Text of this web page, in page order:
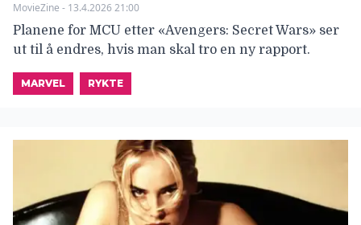
MovieZine - 13.4.2026 21:00
Planene for MCU etter «Avengers: Secret Wars» ser
ut til å endres, hvis man skal tro en ny rapport.
MARVEL RYKTE